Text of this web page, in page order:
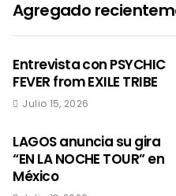
Agregado
Entrevista con PSYCHIC
FEVER from EXILE TRIBE
Julio 15, 2026
LAGOS anuncia su gira
“EN LA NOCHE TOUR” en
México